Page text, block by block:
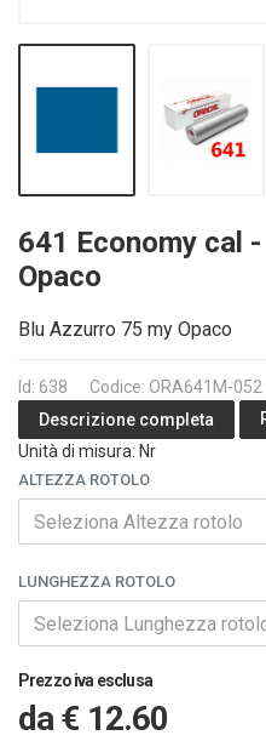
641 Economy cal
Opaco
Blu Azzurro 75 my Opaco
Id: 638 Codice: ORA641M-052
Descrizione completa
Unità di misura: Nr
ALTEZZA ROTOLO
Seleziona Altezza rotolo
LUNGHEZZA ROTOLO
Seleziona Lunghezza
Prezzo iva esclusa
da€ 12.60